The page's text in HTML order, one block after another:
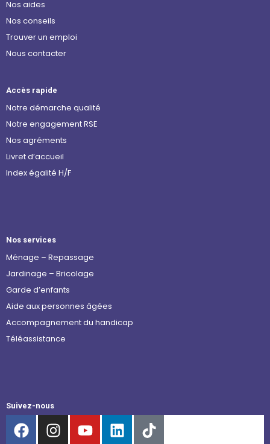
Nos aides
Nos conseils
Trouver un emploi
Nous contacter
Accès rapide
Notre démarche qualité
Notre engagement RSE
Nos agréments
Livret d’accueil
Index égalité H/F
Nos services
Ménage – Repassage
Jardinage – Bricolage
Garde d’enfants
Aide aux personnes âgées
Accompagnement du handicap
Téléassistance
Suivez-nous